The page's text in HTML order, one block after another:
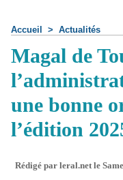
Accueil > Actualités
Magal de
une bonne
l’édition
Rédigé par leral.net le